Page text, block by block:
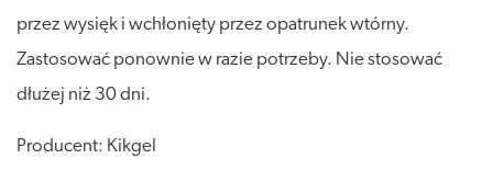
przez wysięk i wchłonięty przez opatrunek wtórny.
Zastosować ponownie w razie potrzeby. Nie stosować
dłużej niż 30 dni.
Producent: Kikgel